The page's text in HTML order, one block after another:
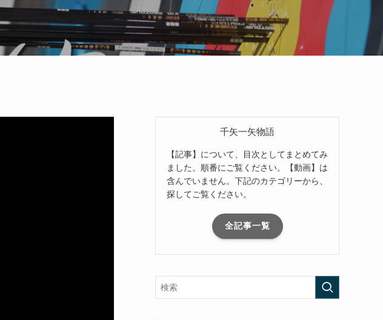
千矢一矢物語
【記事】について、目次としてまとめてみ
ました。順番にご覧ください。【動画】は
含んでいません。下記のカテゴリーから、
探してご覧ください。
全記事一覧